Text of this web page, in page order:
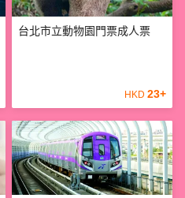
台北市立動物園門票成人票
HKD 23+